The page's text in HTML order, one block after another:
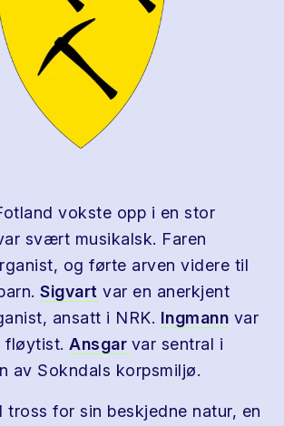
vokste opp i en stor
svært musikalsk. Faren
og førte arven videre til
Sigvart var en anerkjent
ansatt i NRK. Ingmann var
fløytist. Ansgar var sentral i
av Sokndals korpsmiljø.
tross for sin beskjedne natur, en